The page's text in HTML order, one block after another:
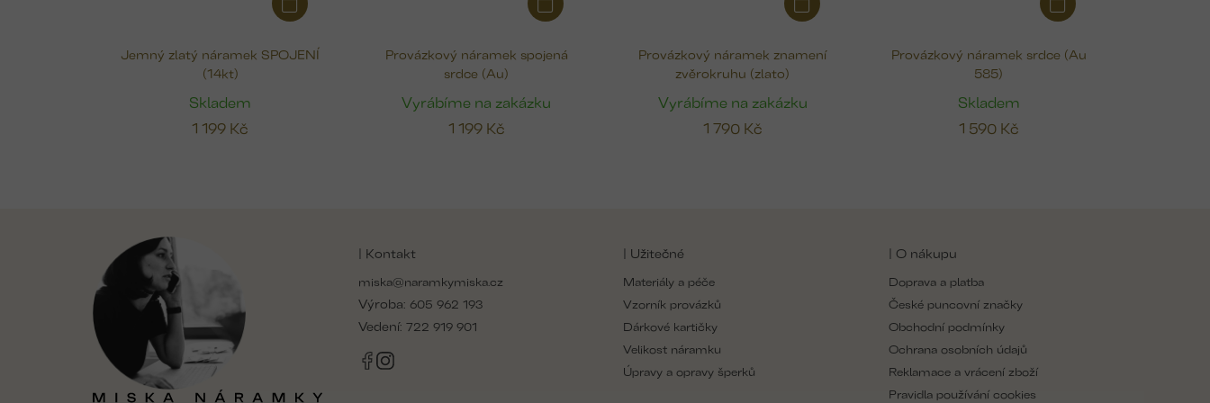
Jemný zlatý náramek SPOJENÍ
(14kt)
Skladem
1 199 Kč
Provázkový náramek spojená
srdce (Au)
Vyrábíme na zakázku
1 199 Kč
Provázkový náramek znamení
zvěrokruhu (zlato)
Vyrábíme na zakázku
1 790 Kč
Provázkový náramek srdce (Au
585)
Skladem
1 590 Kč
| Kontakt
miska@naramkymiska.cz
Výroba: 605 962 193
Vedení: 722 919 901
| Užitečné
Materiály a péče
Vzorník provázků
Dárkové kartičky
Velikost náramku
Úpravy a opravy šperků
| O nákupu
Doprava a platba
České puncovní značky
Obchodní podmínky
Ochrana osobních údajů
Reklamace a vrácení zboží
Pravidla používání cookies